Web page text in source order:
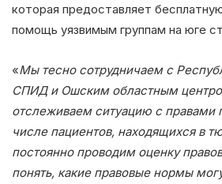
которая предоставляет
помощь уязвимым группам на юге
«Мы тесно сотрудничаем с
СПИД и Ошским областным
отслеживаем ситуацию с правами
числе пациентов, находящихся в
постоянно проводим оценку
понять, какие правовые нормы